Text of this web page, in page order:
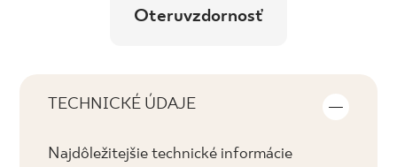
Oteruvzdornosť
TECHNICKÉ ÚDAJE
Najdôležitejšie technické informácie